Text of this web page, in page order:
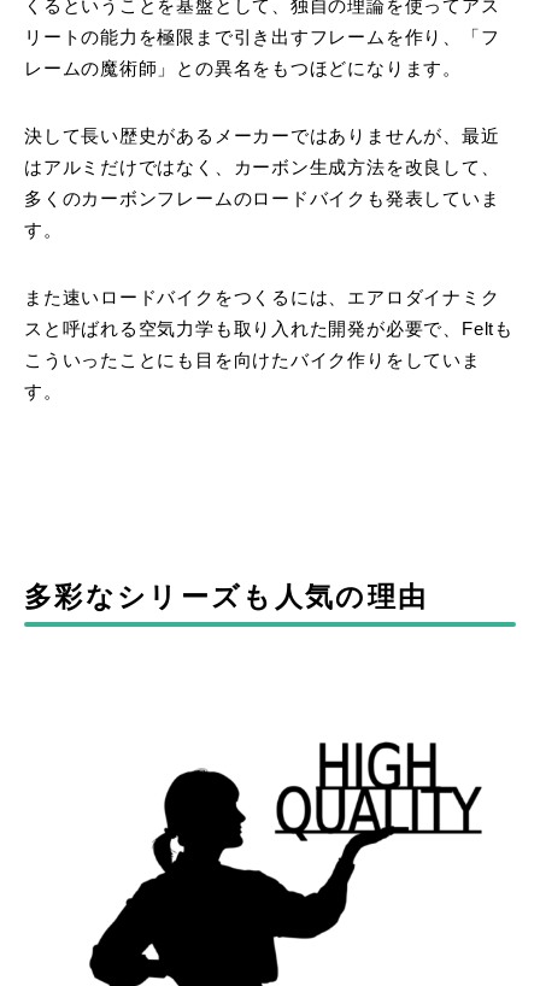
くるということを基盤として、独自の理論を使ってアス
リートの能力を極限まで引き出すフレームを作り、「フ
レームの魔術師」との異名をもつほどになります。
決して長い歴史があるメーカーではありませんが、最近
はアルミだけではなく、カーボン生成方法を改良して、
多くのカーボンフレームのロードバイクも発表していま
す。
また速いロードバイクをつくるには、エアロダイナミク
スと呼ばれる空気力学も取り入れた開発が必要で、Feltも
こういったことにも目を向けたバイク作りをしていま
す。
多彩なシリーズも人気の理由